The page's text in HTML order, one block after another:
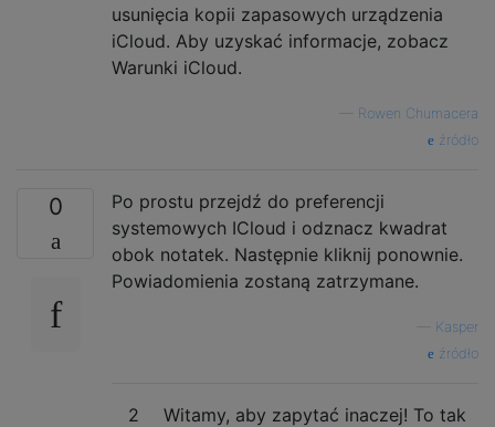
usunięcia kopii zapasowych urządzenia
iCloud. Aby uzyskać informacje, zobacz
Warunki iCloud.
Rowen Chumacera
źródło
0
Po prostu przejdź do preferencji
systemowych ICloud i odznacz kwadrat
obok notatek. Następnie kliknij ponownie.
Powiadomienia zostaną zatrzymane.
Kasper
źródło
2
Witamy, aby zapytać inaczej! To tak